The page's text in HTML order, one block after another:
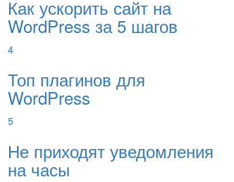
Как ускорить сайт на
WordPress за 5 шагов
4
Топ плагинов для
WordPress
5
Не приходят уведомления
на часы